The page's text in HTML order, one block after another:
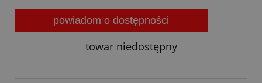
powiadom o dostępności
towar niedostępny